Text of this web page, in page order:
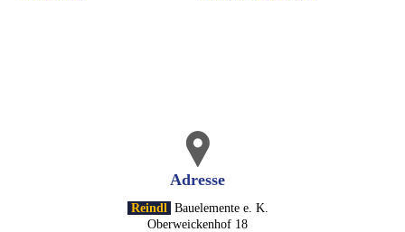
Adresse
Reindl
Bauelemente e. K.
Oberweickenhof 18